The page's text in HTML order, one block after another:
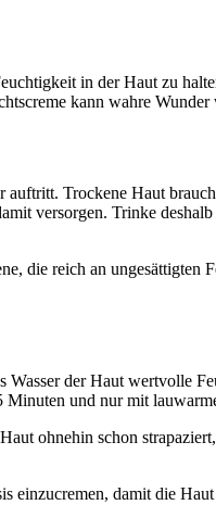
in der Haut zu
kann wahre Wunder
Trockene Haut
versorgen. Trinke
die reich an
Wasser der Haut
und nur mit
ohnehin schon
einzucremen, damit die